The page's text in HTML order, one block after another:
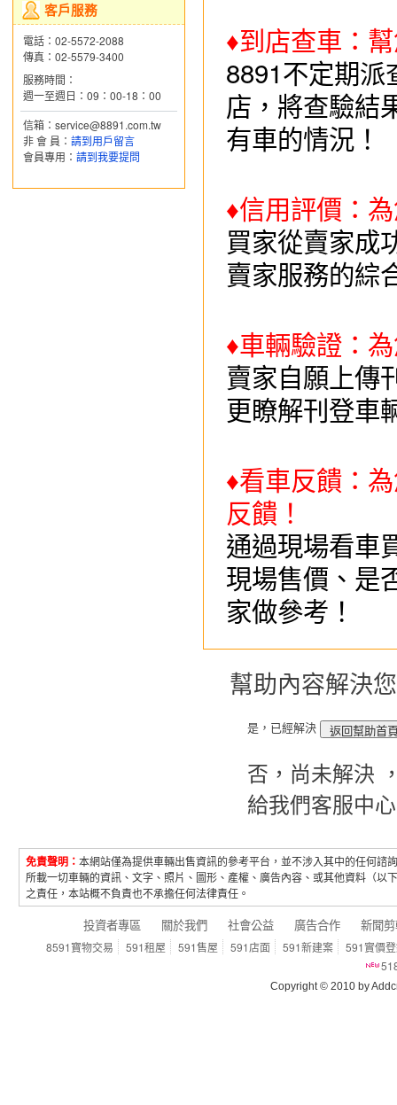
♦到店查車：
8891不定期派
店，將查驗結
有車的情況！
♦信用評價：
買家從賣家成
賣家服務的綜
♦車輛驗證：
賣家自願上傳
更瞭解刊登車
♦看車反饋：
反饋！
通過現場看車
現場售價、是
家做參考！
幫助內容解決
是，已經解決
否，尚未解決
給我們客服中
客戶服務
電話：02-5572-2088
傳真：02-5579-3400
服務時間：
週一至週日：09：00-18：00
信箱：service@8891.com.tw
非 會 員： 請到用戶留言
會員專用： 請到我要提問
免責聲明： 本網站僅為提供車輛出售資訊的參考平台，並不涉入其中的任何
所載一切車輛的資訊、文字、照片、圖形、產權、廣告內容、或其他資料（
之責任，本站概不負責也不承擔任何法律責任。
投資者專區 關於我們 社會公益 廣告合作 新聞
8591寶物交易 591租屋 591售屋 591店面 591新建案
591實價
Copyright © 2010 by